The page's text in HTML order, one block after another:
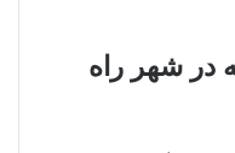
در شهر راه